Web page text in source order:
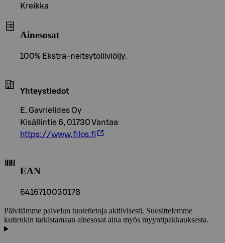
Kreikka
Ainesosat
100% Ekstra-neitsytoliiviöljy.
Yhteystiedot
E. Gavrielides Oy
Kisällintie 6, 01730 Vantaa
https://www.filos.fi
EAN
6416710030178
Päivitämme palvelun tuotetietoja aktiivisesti. Suosittelemme
kuitenkin tarkistamaan ainesosat aina myös myyntipakkauksesta.